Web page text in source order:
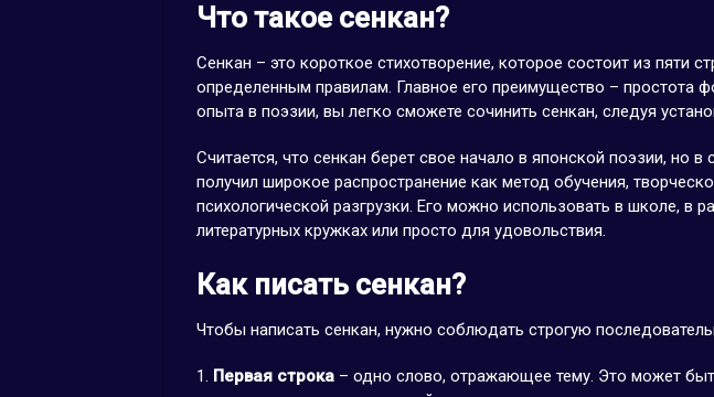
Что такое сенкан?
Сенкан – это короткое стихотворение, которое состоит из пяти
определенным правилам. Главное его преимущество – простота
опыта в поэзии, вы легко сможете сочинить сенкан, следуя
Считается, что сенкан берет свое начало в японской поэзии, но
получил широкое распространение как метод обучения,
психологической разгрузки. Его можно использовать в школе, в
литературных кружках или просто для удовольствия.
Как писать сенкан?
Чтобы написать сенкан, нужно соблюдать строгую
1. Первая строка – одно слово, отражающее тему. Это может